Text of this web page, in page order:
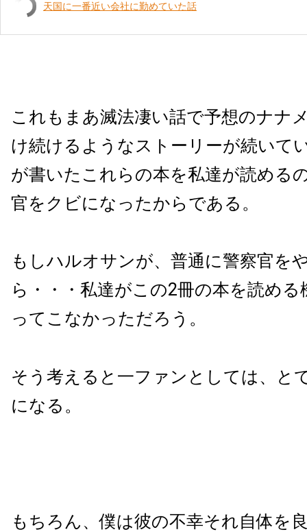
天国に一番近い会社に勤めていた話
これもまあ滅法凄い話で予想のナナ
け続けるようなストーリーが続いて
が書いたこれらの本を私達が読める
官をクビになったからである。
もしハルオサンが、普通に警察官を
ら・・・私達がこの2冊の本を読める
ってこなかっただろう。
そう考えると一ファンとしては、と
になる。
もちろん、僕は彼の不幸それ自体を